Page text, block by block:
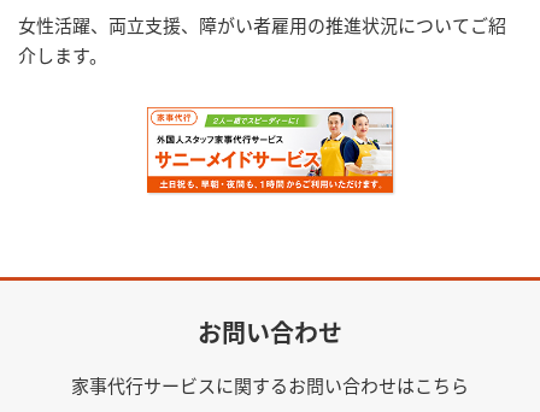
女性活躍、両立支援、障がい者雇用の推進状況についてご紹
介します。
お問い合わせ
家事代行サービスに関するお問い合わせはこちら